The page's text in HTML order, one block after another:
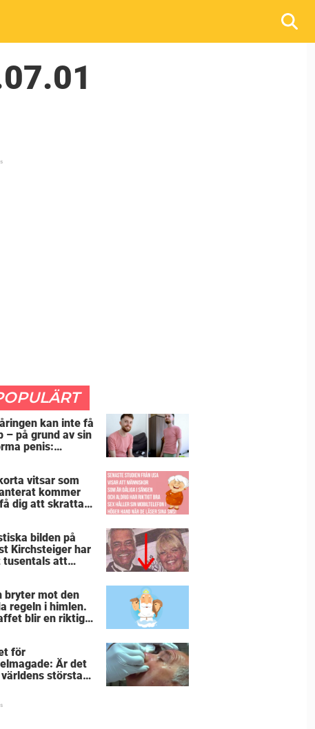
kan inte få
– på grund av sin
penis:
vitsar som
kommer
dig att skratta
bilden på
Kirchsteiger har
att
bryter mot den
regeln i himlen.
blir en riktigt
för
Är det
största